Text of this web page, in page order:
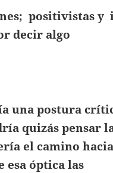
positivistas y
decir algo
una postura
quizás pensar
el camino
esa óptica las